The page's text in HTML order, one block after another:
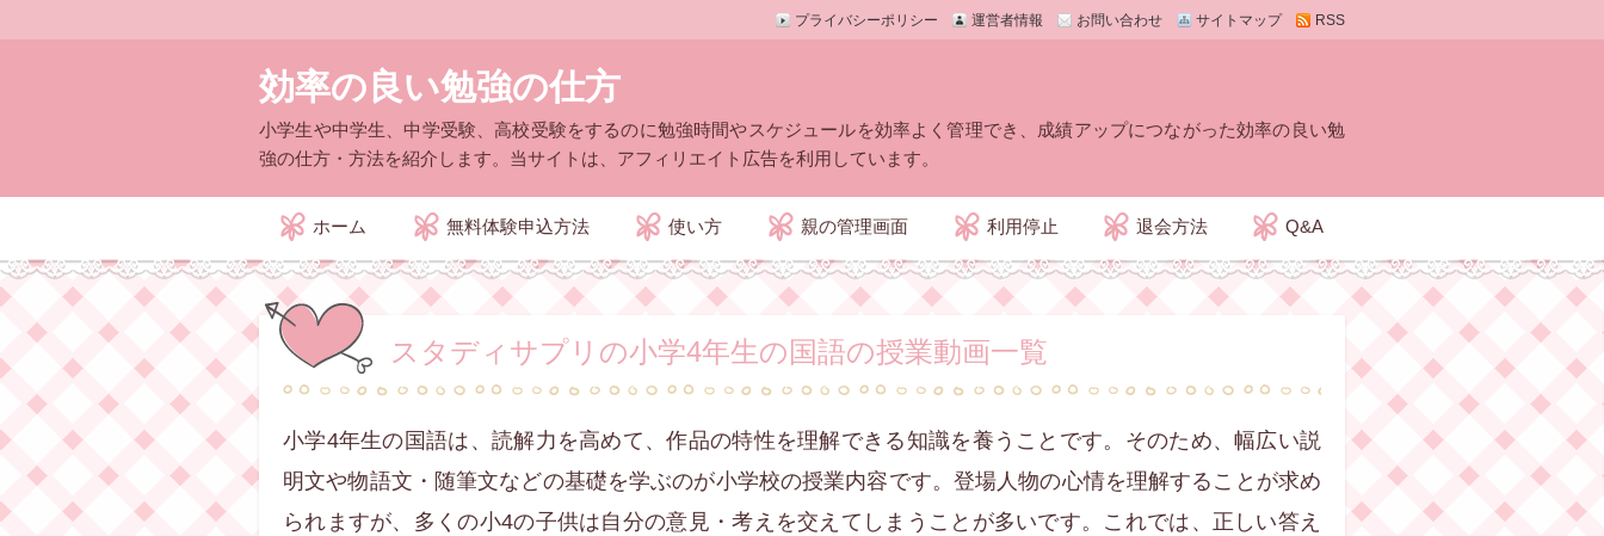
運営者情報 お問い合わせ サイトマップ RSS
プライバシーポリシー
効率の良い勉強の仕方
小学生や中学生、中学受験、高校受験をするのに勉強時間やスケジュールを効率よく管理でき、成績アップにつながった効率の良い勉
強の仕方・方法を紹介します。当サイトは、アフィリエイト広告を利用しています。
ン
ツ
動
ホーム 無料体験申込方法 使い方 親の管理画面 利用停止 退会方法 Q&A
スタディサプリの小学4年生の国語の授業動画一覧
小学4年生の国語は、読解力を高めて、作品の特性を理解できる知識を養うことです。そのため、幅広い説
明文や物語文・随筆文などの基礎を学ぶのが小学校の授業内容です。登場人物の心情を理解することが求め
られますが、多くの小4の子供は自分の意見・考えを交えてしまうことが多いです。これでは、正しい答え